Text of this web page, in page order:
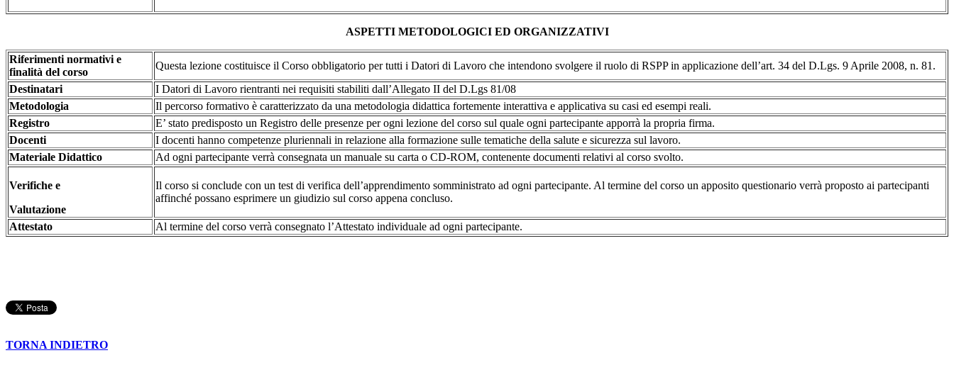
ASPETTI METODOLOGICI ED ORGANIZZATIVI
Riferimenti normativi e
finalità del corso
Questa lezione costituisce il Corso obbligatorio per tutti i Datori di Lavoro che intendono svolgere il ruolo di RSPP in applicazione dell’art. 34 del D.Lgs. 9 Aprile 2008, n. 81.
Destinatari
I Datori di Lavoro rientranti nei requisiti stabiliti dall’Allegato II del D.Lgs 81/08
Metodologia
Il percorso formativo è caratterizzato da una metodologia didattica fortemente interattiva e applicativa su casi ed esempi reali.
Registro
E’ stato predisposto un Registro delle presenze per ogni lezione del corso sul quale ogni partecipante apporrà la propria firma.
Docenti
I docenti hanno competenze pluriennali in relazione alla formazione sulle tematiche della salute e sicurezza sul lavoro.
Materiale Didattico
Ad ogni partecipante verrà consegnata un manuale su carta o CD-ROM, contenente documenti relativi al corso svolto.
Verifiche e
Valutazione
Il corso si conclude con un test di verifica dell’apprendimento somministrato ad ogni partecipante. Al termine del corso un apposito questionario verrà proposto ai partecipanti
affinché possano esprimere un giudizio sul corso appena concluso.
Attestato Al termine del corso verrà consegnato l’Attestato individuale ad ogni partecipante.
TORNA INDIETRO